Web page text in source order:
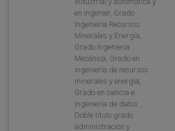
en ingenier, Grado
Ingeniería Recursos
Minerales y Energía,
Grado Ingeniería
Mecánica, Grado en
ingeniería de recursos
minerales y energía,
Grado en ciencia e
ingeniería de datos ,
Doble título grado
administración y